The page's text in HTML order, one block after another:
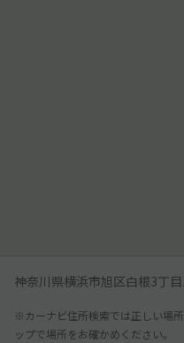
神奈川県横浜市旭区白根3丁
※カーナビ住所検索では正しい場
ップで場所をお確かめください。